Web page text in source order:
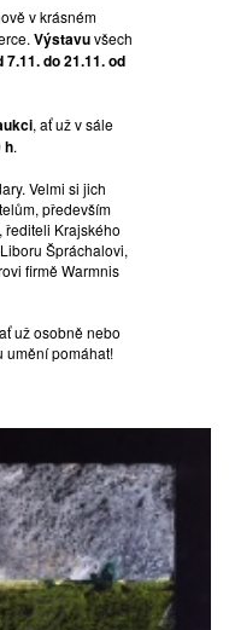
se věnoval
jak
a pracuje v
v krásném
Výstavuvšech
7.11. do 21.11. od
, ať už v sále
h.
Velmi si jich
především
řediteli Krajského
Špráchalovi,
firmě Warmnis
už osobně nebo
umění pomáhat!